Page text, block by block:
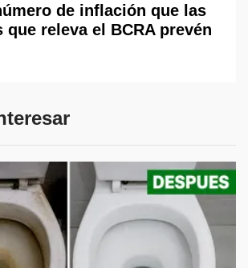
de inflación que las
releva el BCRA prevén